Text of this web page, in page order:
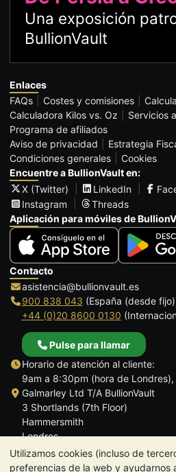
Utilizamos cookies (incluso de
preferencias de la web y ayudarnos
Una exposición
BullionVault
Enlaces
FAQs
Costes y comisiones
Calculadora Kilos vs. Oz
Servicios
Programa de afiliados
Aviso de privacidad
Estrategia
Condiciones generales
Cookies
Encuentre a BullionVault en:
X (Twitter)
LinkedIn
Instagram
Threads
Aplicación para móviles de
Contacto
asistencia@bullionvault.es
900 838 043 (España (desde
+44 (0)20 8600 0130
Pulse para llamar
Horario de atención al cliente:
9am a 8:30pm (hora de Londres),
Galmarley Ltd T/A BullionVault
3 Shortlands (7th Floor)
Hammersmith
Londres
W6 8DA
Reino Unido